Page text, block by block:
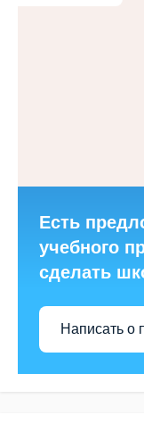
Есть
учебного
сделать
Написать о